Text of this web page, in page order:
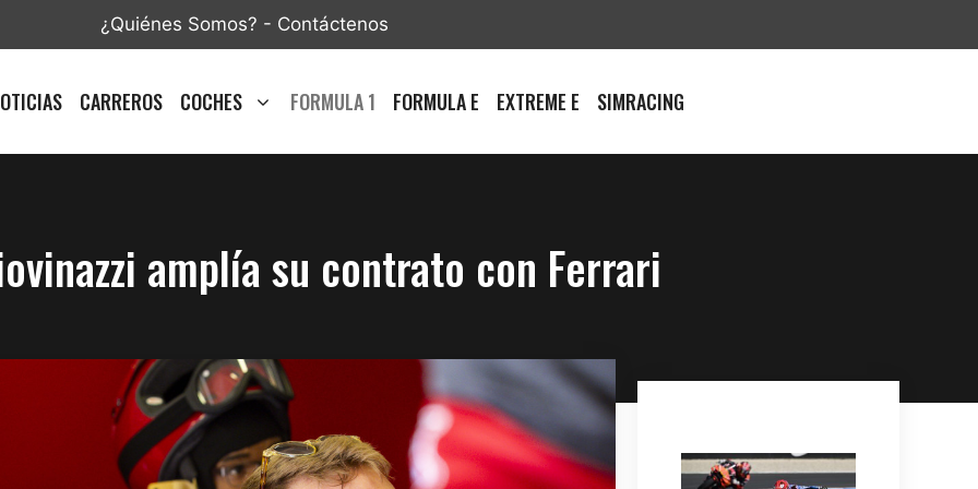
¿Quiénes Somos? - Contáctenos
CARREROS COCHES FORMULA 1 FORMULA E EXTREME E SIMRACING
amplía su contrato con Ferrari